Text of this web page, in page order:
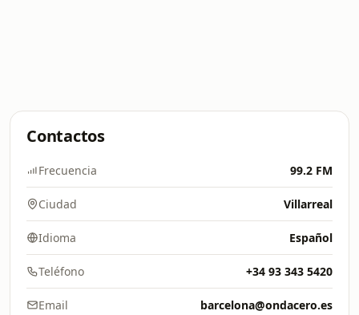
Contactos
Frecuencia 99.2 FM
Ciudad Villarreal
Idioma Español
Teléfono +34 93 343 5420
Email barcelona@ondacero.es